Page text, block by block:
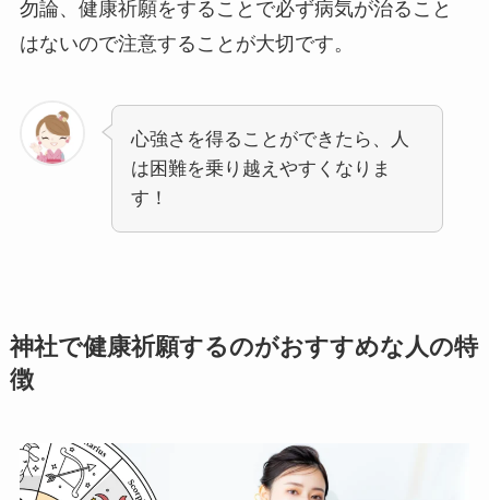
勿論、健康祈願をすることで必ず病気が治ること
はないので注意することが大切です。
心強さを得ることができたら、人
は困難を乗り越えやすくなりま
す！
神社で健康祈願するのがおすすめな人の特
徴